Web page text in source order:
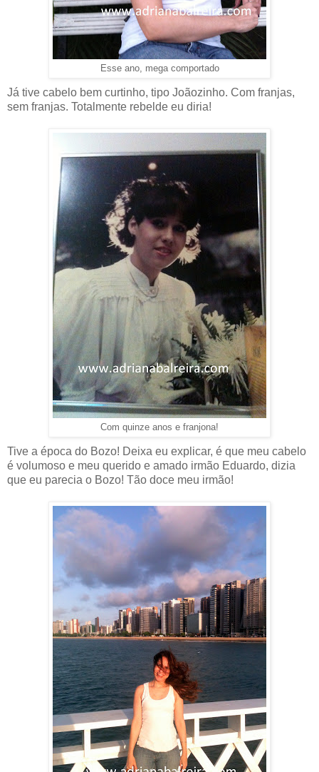
Esse ano, mega comportado
Já tive cabelo bem curtinho, tipo Joãozinho. Com franjas,
sem franjas. Totalmente rebelde eu diria!
Com quinze anos e franjona!
Tive a época do Bozo! Deixa eu explicar, é que meu cabelo
é volumoso e meu querido e amado irmão Eduardo, dizia
que eu parecia o Bozo! Tão doce meu irmão!